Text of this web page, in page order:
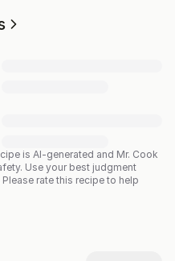
is AI-generated and Mr. Cook
Use your best judgment
rate this recipe to help